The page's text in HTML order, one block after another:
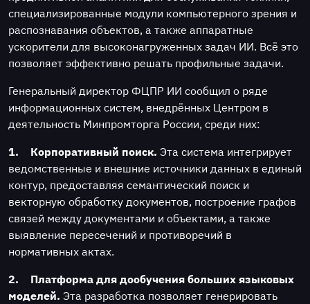
специализированные модули компьютерного зрения и
распознавания объектов, а также аппаратные
ускорители для высоконагруженных задач ИИ. Всё это
позволяет эффективно решать профильные задачи.
Генеральный директор ФЦПР ИИ сообщил о ряде
информационных систем, внедрённых Центром в
деятельность Минпромторга России, среди них:
1.
Корпоративный поиск. Эта система интегрирует
ведомственные и внешние источники данных в единый
контур, предоставляя семантический поиск и
векторную обработку документов, построение графов
связей между документами и объектами, а также
выявление пересечений и противоречий в
нормативных актах.
2.
Платформа для дообучения больших языковых
моделей. Эта разработка позволяет генерировать